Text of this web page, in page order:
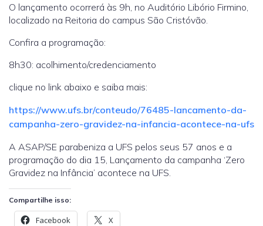
O lançamento ocorrerá às 9h, no Auditório Libório Firmino,
localizado na Reitoria do campus São Cristóvão.
Confira a programação:
8h30: acolhimento/credenciamento
clique no link abaixo e saiba mais:
https://www.ufs.br/conteudo/76485-lancamento-da-
campanha-zero-gravidez-na-infancia-acontece-na-ufs
A ASAP/SE parabeniza a UFS pelos seus 57 anos e a
programação do dia 15, Lançamento da campanha ‘Zero
Gravidez na Infância’ acontece na UFS.
Compartilhe isso:
Facebook X